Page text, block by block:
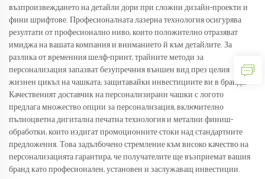
възпроизвеждането на детайли дори при сложни дизайн-проекти и
фини шрифтове. Професионалната лазерна технология осигурява
резултати от професионално ниво, които положително отразяват
имиджа на вашата компания и вниманието й към детайлите. За
разлика от временния шелф-принт, трайните методи за
персонализация запазват безупречния външен вид през целия
жизнен цикъл на чашката, защитавайки инвестициите ви в бранда.
Качественият доставчик на персонализирани чашки с логото
предлага множество опции за персонализация, включително
пълноцветна дигитална печатна технология и метални финиш-
обработки, които издигат промоционните стоки над стандартните
предложения. Това задълбочено стремление към високо качество на
персонализацията гарантира, че получателите ще възприемат вашия
бранд като професионален, установен и заслужаващ инвестиции.